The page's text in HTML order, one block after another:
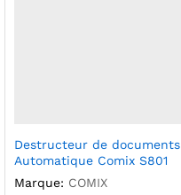
Destructeur de documents
Automatique Comix S801
Marque: COMIX